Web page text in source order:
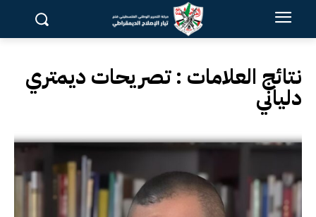
نتائج العلامات :تصريحات ديمتري
دلياني